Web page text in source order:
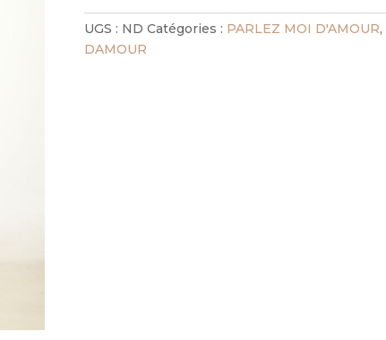
UGS : ND Catégories : PARLEZ MOI D'AMOUR,
DAMOUR